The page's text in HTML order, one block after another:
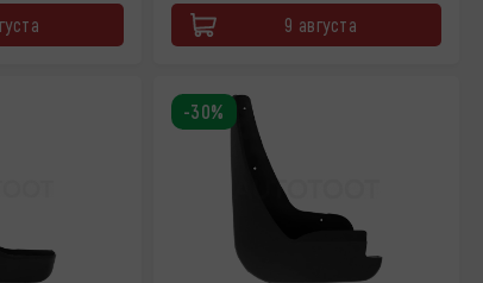
9 августа
-30%